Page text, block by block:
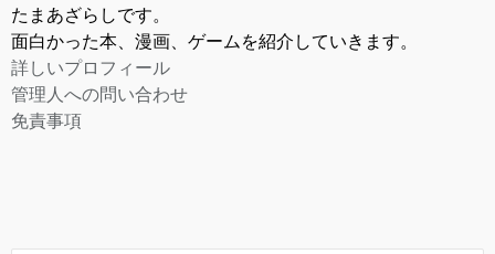
たまあざらしです。
面白かった本、漫画、ゲームを紹介していきます。
詳しいプロフィール
管理人への問い合わせ
免責事項